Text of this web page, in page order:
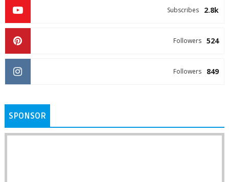
2.8k
Subscribes
524
Followers
849
Followers
SPONSOR